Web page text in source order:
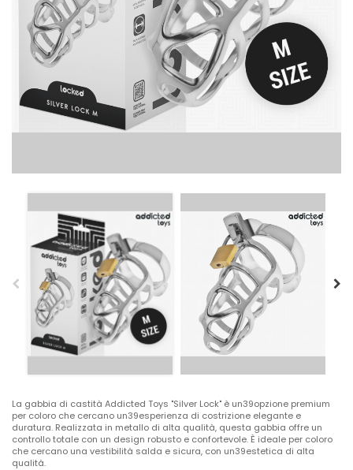
La gabbia di castità Addicted Toys "Silver Lock" è un39opzione premium
per coloro che cercano un39esperienza di costrizione elegante e
duratura. Realizzata in metallo di alta qualità, questa gabbia offre un
controllo totale con un design robusto e confortevole. È ideale per coloro
che cercano una vestibilità salda e sicura, con un39estetica di alta
qualità.